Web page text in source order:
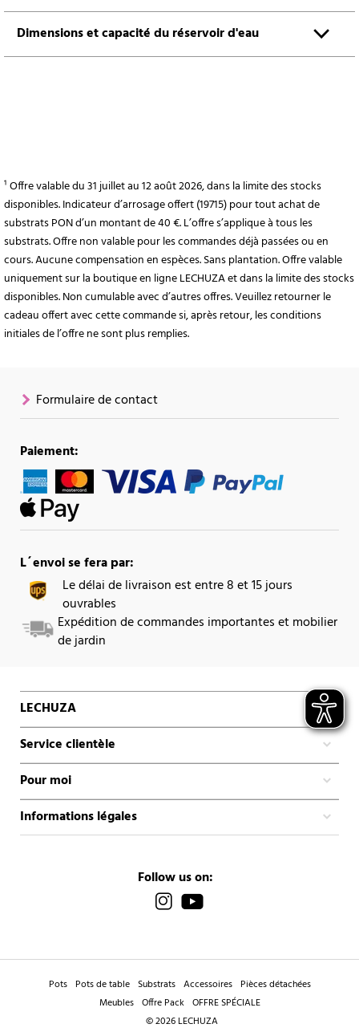
Dimensions et capacité du réservoir d'eau
¹ Offre valable du 31 juillet au 12 août 2026, dans la limite des stocks
disponibles. Indicateur d’arrosage offert (19715) pour tout achat de
substrats PON d’un montant de 40 €. L’offre s’applique à tous les
substrats. Offre non valable pour les commandes déjà passées ou en
cours. Aucune compensation en espèces. Sans plantation. Offre valable
uniquement sur la boutique en ligne LECHUZA et dans la limite des stocks
disponibles. Non cumulable avec d’autres offres. Veuillez retourner le
cadeau offert avec cette commande si, après retour, les conditions
initiales de l’offre ne sont plus remplies.
Formulaire de contact
Paiement:
L´envoi se fera par:
Le délai de livraison est entre 8 et 15 jours
ouvrables
Expédition de commandes importantes et mobilier
de jardin
LECHUZA
Service clientèle
Pour moi
Informations légales
Follow us on:
Pots Pots de table Substrats Accessoires Pièces détachées
Meubles Offre Pack OFFRE SPÉCIALE
© 2026 LECHUZA